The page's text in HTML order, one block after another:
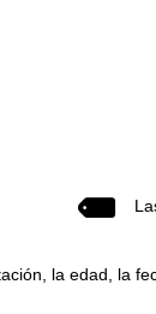
la edad, la